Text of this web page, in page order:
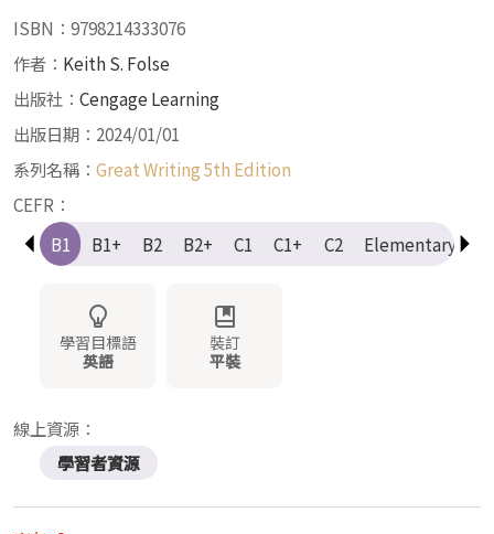
ISBN：9798214333076
作者： Keith S. Folse
出版社： Cengage Learning
出版日期：2024/01/01
系列名稱： Great Writing 5th Edition
CEFR：
A2+
B1 B1+ B2 B2+ C1 C1+ C2 Elementary
學習目標語
英語
裝訂
平裝
線上資源：
學習者資源